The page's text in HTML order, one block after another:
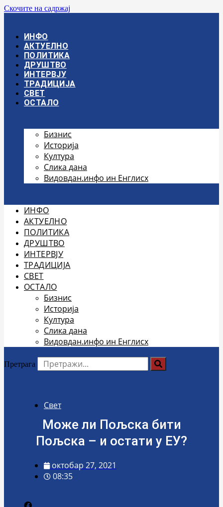
Скочите на садржај
ИНФО
АКТУЕЛНО
ПОЛИТИКА
ДРУШТВО
ИНТЕРВЈУ
ТРАДИЦИЈА
СВЕТ
ОСТАЛО
Бизнис
Историја
Култура
Слика дана
Видовдан.инфо ин Енглисх
ИНФО
АКТУЕЛНО
ПОЛИТИКА
ДРУШТВО
ИНТЕРВЈУ
ТРАДИЦИЈА
СВЕТ
ОСТАЛО
Бизнис
Историја
Култура
Слика дана
Видовдан.инфо ин Енглисх
Претрага
Свет
Може ли Пољска бити
Пољска – и остати у ЕУ?
октобар 27, 2021
08:35